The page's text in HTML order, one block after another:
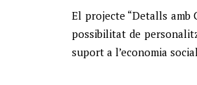
El projecte “Detalls amb
possibilitat de
suport a l’economia